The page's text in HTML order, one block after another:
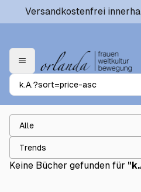
Versandkostenfrei
Alle
Keine Bücher gefunden für "
Trends